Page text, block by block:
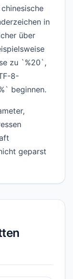
in
über
zu `%20`,
8-
beginnen.
geparst